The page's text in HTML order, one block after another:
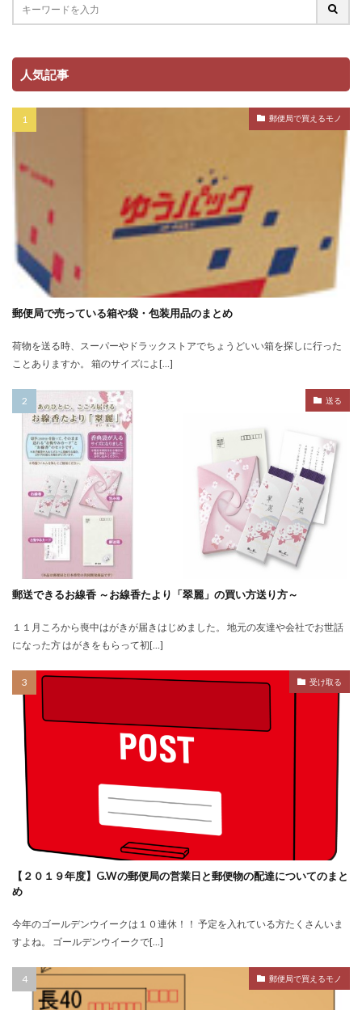
人気記事
郵便局で買えるモノ
郵便局で売っている箱や袋・包装用品のまとめ
荷物を送る時、スーパーやドラックストアでちょうどいい箱を探しに行った
ことありますか。 箱のサイズによ[…]
送る
郵送できるお線香 ～お線香たより「翠麗」の買い方送り方～
１１月ころから喪中はがきが届きはじめました。 地元の友達や会社でお世話
になった方 はがきをもらって初[…]
受け取る
【２０１９年度】G.Wの郵便局の営業日と郵便物の配達についてのまと
め
今年のゴールデンウイークは１０連休！！ 予定を入れている方たくさんいま
すよね。 ゴールデンウイークで[…]
郵便局で買えるモノ